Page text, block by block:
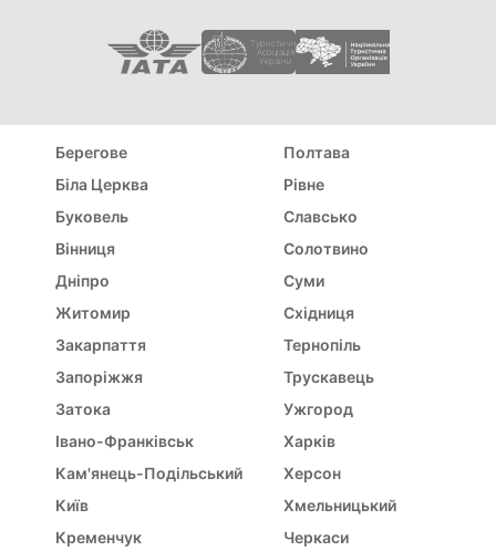
Туристична
Асоціація
України
Берегове
Біла Церква
Буковель
Вінниця
Дніпро
Житомир
Закарпаття
Запоріжжя
Затока
Івано-Франківськ
Кам'янець-Подільський
Київ
Кременчук
Полтава
Рівне
Славсько
Солотвино
Суми
Східниця
Тернопіль
Трускавець
Ужгород
Харків
Херсон
Хмельницький
Черкаси